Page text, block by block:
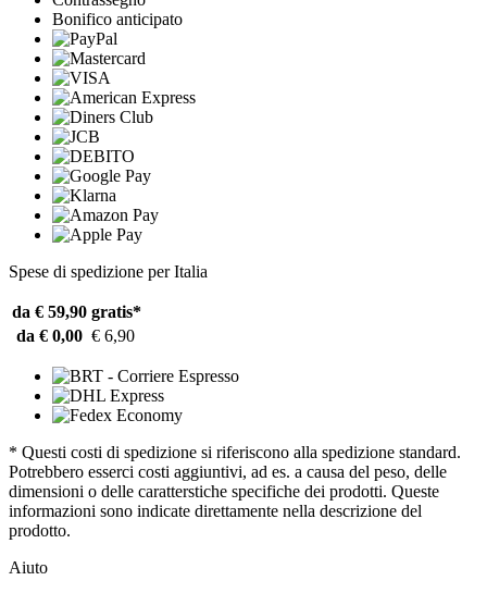
Bonifico anticipato
Spese di spedizione per Italia
da € 59,90 gratis*
da € 0,00 € 6,90
* Questi costi di spedizione si riferiscono alla spedizione standard.
Potrebbero esserci costi aggiuntivi, ad es. a causa del peso, delle
dimensioni o delle caratterstiche specifiche dei prodotti. Queste
informazioni sono indicate direttamente nella descrizione del
prodotto.
Aiuto